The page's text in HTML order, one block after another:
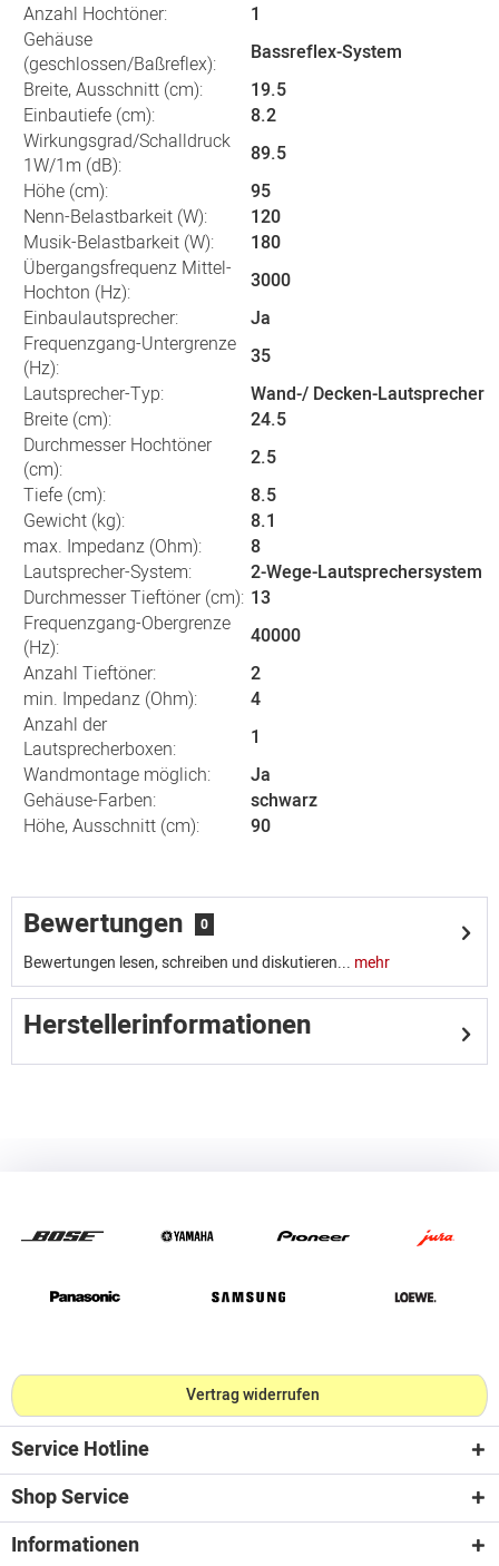
Anzahl Hochtöner:
1
Gehäuse
(geschlossen/Baßreflex):
Bassreflex-System
Breite, Ausschnitt (cm):
19.5
Einbautiefe (cm):
8.2
Wirkungsgrad/Schalldruck
1W/1m (dB):
89.5
Höhe (cm):
95
Nenn-Belastbarkeit (W):
120
Musik-Belastbarkeit (W):
180
Übergangsfrequenz Mittel-
Hochton (Hz):
3000
Einbaulautsprecher:
Ja
Frequenzgang-Untergrenze
(Hz):
35
Lautsprecher-Typ:
Wand-/ Decken-Lautsprecher
Breite (cm):
24.5
Durchmesser Hochtöner
(cm):
2.5
Tiefe (cm):
8.5
Gewicht (kg):
8.1
max. Impedanz (Ohm):
8
Lautsprecher-System:
2-Wege-Lautsprechersystem
Durchmesser Tieftöner (cm): 13
Frequenzgang-Obergrenze
(Hz):
40000
Anzahl Tieftöner:
2
min. Impedanz (Ohm):
4
Anzahl der
Lautsprecherboxen:
1
Wandmontage möglich:
Ja
Gehäuse-Farben:
schwarz
Höhe, Ausschnitt (cm):
90
Bewertungen 0
Bewertungen lesen, schreiben und diskutieren... mehr
Herstellerinformationen
Vertrag widerrufen
Service Hotline
Shop Service
Informationen